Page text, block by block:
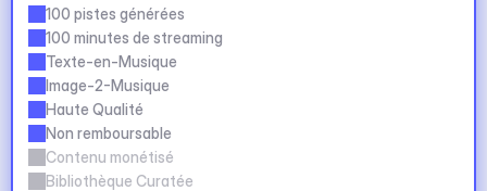
100 pistes générées
100 minutes de streaming
Texte-en-Musique
Image-2-Musique
Haute Qualité
Non remboursable
Contenu monétisé
Bibliothèque Curatée